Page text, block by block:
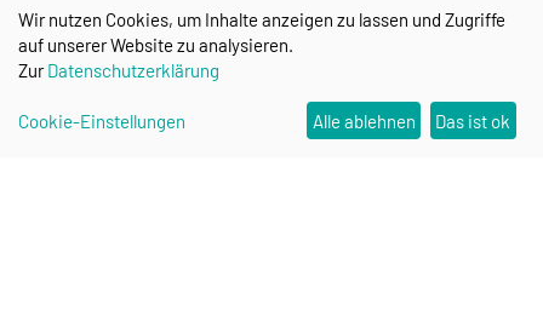
Weitere Informationen zum Projekt könnenhiererhalten
werden.
Wir nutzen Cookies, um Inhalte anzeigen zu lassen und Zugriffe
auf unserer Website zu analysieren.
ZurDatenschutzerklärung
Cookie-Einstellungen Alle ablehnen Das ist ok